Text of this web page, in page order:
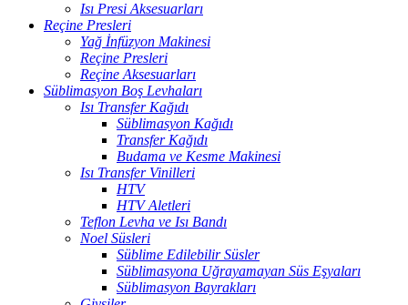
Isı Presi Aksesuarları
Reçine Presleri
Yağ İnfüzyon Makinesi
Reçine Presleri
Reçine Aksesuarları
Süblimasyon Boş Levhaları
Isı Transfer Kağıdı
Süblimasyon Kağıdı
Transfer Kağıdı
Budama ve Kesme Makinesi
Isı Transfer Vinilleri
HTV
HTV Aletleri
Teflon Levha ve Isı Bandı
Noel Süsleri
Süblime Edilebilir Süsler
Süblimasyona Uğrayamayan Süs Eşyaları
Süblimasyon Bayrakları